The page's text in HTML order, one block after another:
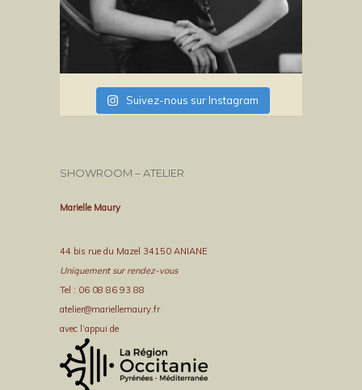
Suivez-nous sur Instagram
SHOWROOM – ATELIER
Marielle Maury
44 bis rue du Mazel 34150 ANIANE
Uniquement sur rendez-vous
Tel : 06 08 86 93 88
atelier@mariellemaury.fr
avec l’appui de